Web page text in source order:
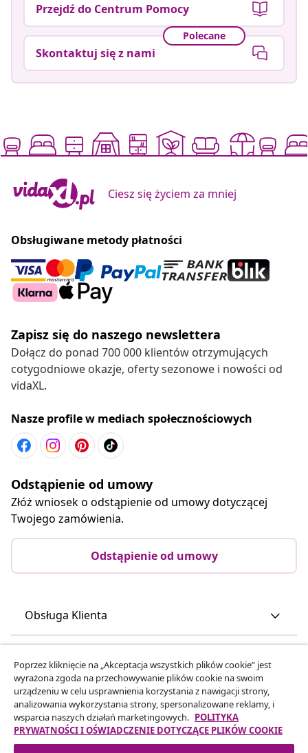
Przejdź do Centrum Pomocy
Polecane
Skontaktuj się z nami
Ciesz się życiem za mniej
Obsługiwane metody płatności
Zapisz się do naszego newslettera
Dołącz do ponad 700 000 klientów otrzymujących
cotygodniowe okazje, oferty sezonowe i nowości od
vidaXL.
Nasze profile w mediach społecznościowych
Odstąpienie od umowy
Złóż wniosek o odstąpienie od umowy dotyczącej
Twojego zamówienia.
Odstąpienie od umowy
Obsługa Klienta
vidaXL
Odkryj więcej
Poprzez kliknięcie na „Akceptacja wszystkich plików cookie” jest
wyrażona zgoda na przechowywanie plików cookie na swoim
urządzeniu w celu usprawnienia korzystania z nawigacji strony,
analizowania wykorzystania strony, spersonalizowane reklamy, i
wsparcia naszych działań marketingowych. POLITYKA
PRYWATNOŚCI I OŚWIADCZENIE DOTYCZĄCE PLIKÓW COOKIE